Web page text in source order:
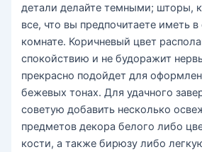
детали делайте темными; шторы,
все, что вы предпочитаете иметь в
комнате. Коричневый цвет
спокойствию и не будоражит
прекрасно подойдет для
бежевых тонах. Для удачного
советую добавить несколько
предметов декора белого либо
кости, а также бирюзу либо